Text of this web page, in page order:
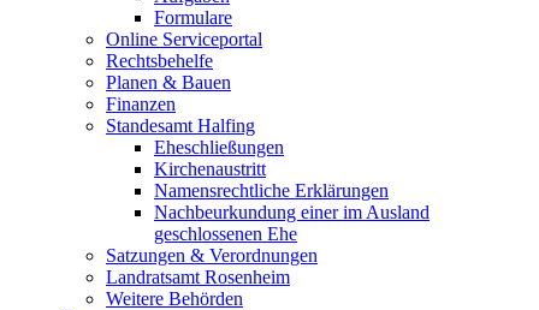
Formulare
Online Serviceportal
Rechtsbehelfe
Planen & Bauen
Finanzen
Standesamt Halfing
Eheschließungen
Kirchenaustritt
Namensrechtliche Erklärungen
Nachbeurkundung einer im Ausland
geschlossenen Ehe
Satzungen & Verordnungen
Landratsamt Rosenheim
Weitere Behörden